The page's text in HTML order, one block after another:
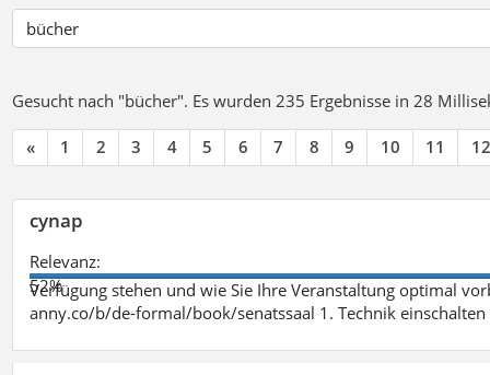
Gesucht nach "bücher". Es wurden 235 Ergebnisse in 28
« 1 2 3 4 5 6 7 8 9 10 11 12
cynap
Relevanz:
52%
Verfügung stehen und wie Sie Ihre Veranstaltung optimal
anny.co/b/de-formal/book/senatssaal 1. Technik